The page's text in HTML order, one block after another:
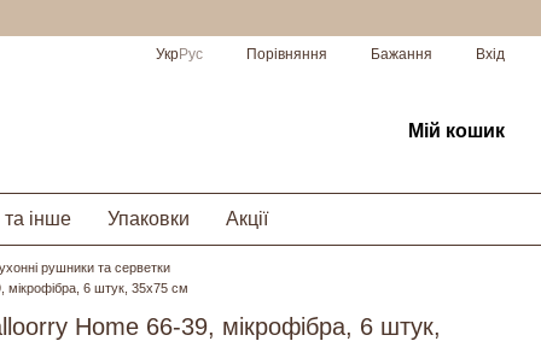
УкрРус Порівняння Бажання Вхід
Мій кошик
інше Упаковки Акції
рушники та серветки
мікрофібра, 6 штук, 35х75 см
Home 66-39, мікрофібра, 6 штук,